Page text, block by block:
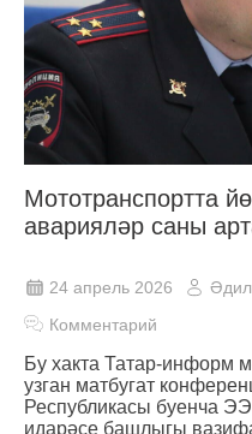
Мототранспортта
аварияләр саны
24 апрель 2026
Комментарий
Бу хакта Татар-информ
узган матбугат
Республикасы буенча
идарәсе башлыгы